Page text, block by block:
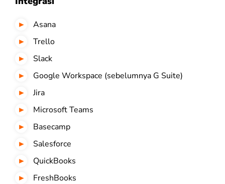
Asana
Trello
Slack
Google Workspace (sebelumnya G Suite)
Jira
Microsoft Teams
Basecamp
Salesforce
QuickBooks
FreshBooks